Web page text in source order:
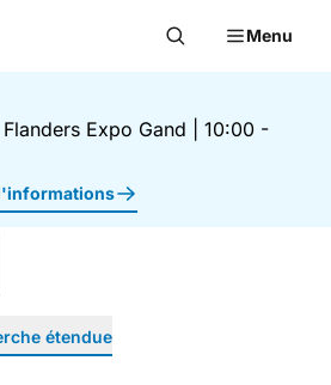
Menu
Flanders Expo Gand
10:00 -
étendue